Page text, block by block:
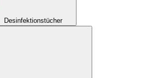
Desinfektionstücher